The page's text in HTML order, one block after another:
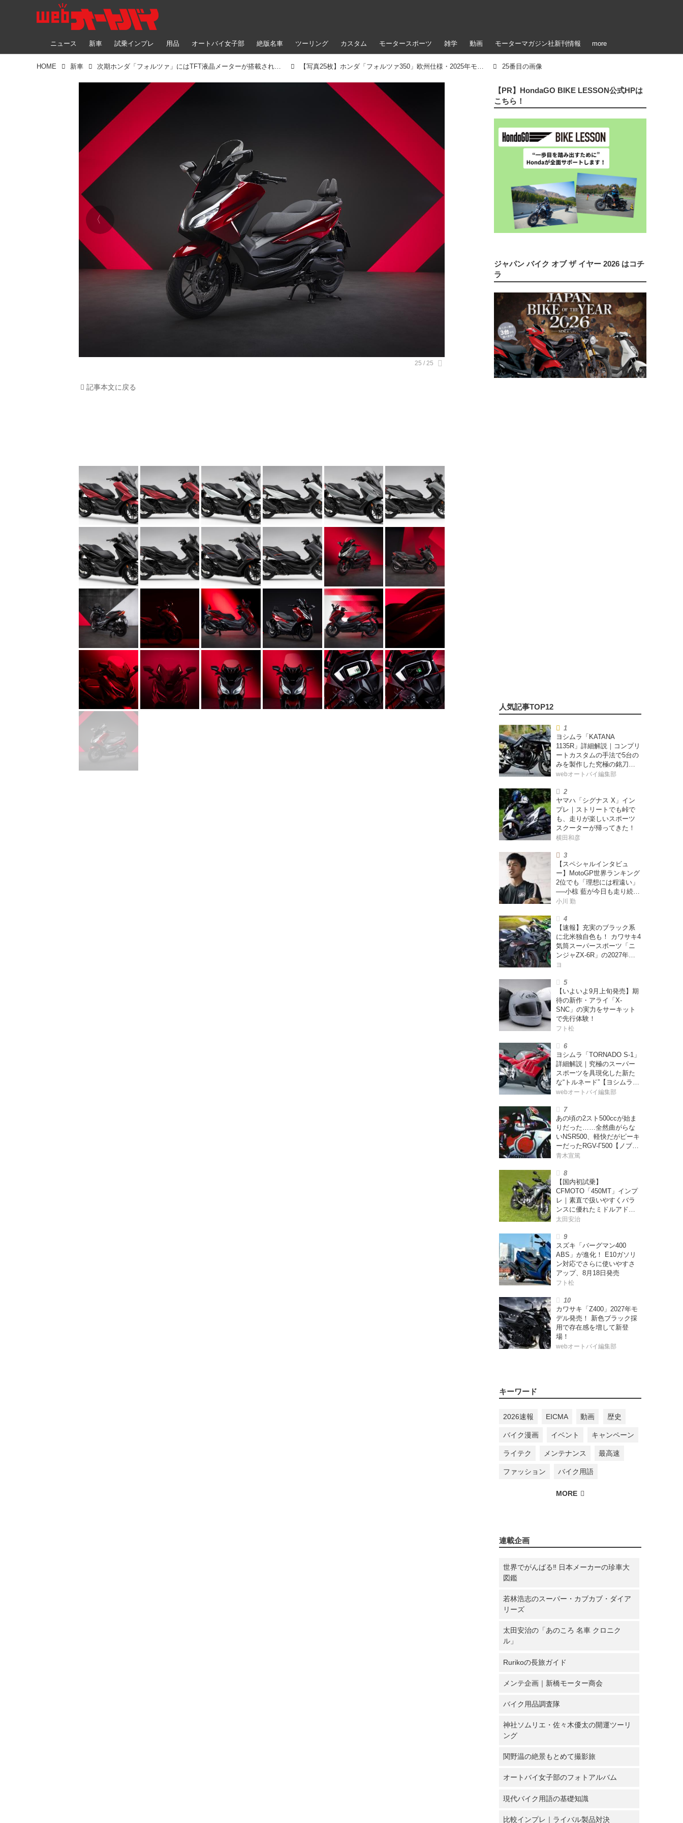
ニュース 新車 試乗インプレ 用品 オートバイ女子部 絶版名車 ツーリング カスタム モータースポーツ 雑学 動画 モーターマガジン社新刊情報 more
HOME 新車 次期ホンダ「フォルツァ」にはTFT液晶メーターが搭載される？ 2025年モデルの「フォルツァ350」が欧州で登場！ 【写真25枚】ホンダ「フォルツァ350」欧州仕様・2025年モデル 25番目の画像
記事本文に戻る
【PR】HondaGO BIKE LESSON公式HPは
こちら！
ジャパン バイク オブ ザ イヤー 2026 はコチ
ラ
ヨシムラ「KATANA
1135R」詳細解説｜コンプリ
ートカスタムの手法で5台の
みを製作した究極の銘刀
【ヨシムラ伝】
webオートバイ編集部
ヤマハ「シグナス X」イン
プレ｜ストリートでも峠で
も、走りが楽しいスポーツ
スクーターが帰ってきた！
横田和彦
【スペシャルインタビュ
ー】MotoGP世界ランキング
2位でも「理想には程遠い」
──小椋 藍が今日も走り続け
る理由
小川 勤
【速報】充実のブラック系
に北米独自色も！ カワサキ4
気筒スーパースポーツ「ニ
ンジャZX-6R」の2027年モ
デルを発表、2気筒ニンジャ
ヨ
【いよいよ9月上旬発売】期
待の新作・アライ「X-
SNC」の実力をサーキット
で先行体験！
フト松
ヨシムラ「TORNADO S-1」
詳細解説｜究極のスーパー
スポーツを具現化した新た
な“トルネード”【ヨシムラ
伝】
webオートバイ編集部
あの頃の2スト500ccが始ま
りだった……全然曲がらな
いNSR500、軽快だがピーキ
ーだったRGV-Γ500【ノブ青
木のA.M.R. (アオキマニアッ
青木宣篤
【国内初試乗】
CFMOTO「450MT」インプ
レ｜素直で扱いやすくバラ
ンスに優れたミドルアドベ
ンチャー！
太田安治
スズキ「バーグマン400
ABS」が進化！ E10ガソリ
ン対応でさらに使いやすさ
アップ、8月18日発売
フト松
カワサキ「Z400」2027年モ
デル発売！ 新色ブラック採
用で存在感を増して新登
場！
webオートバイ編集部
キーワード
2026速報 EICMA 動画 歴史
バイク漫画 イベント キャンペーン
ライテク メンテナンス 最高速
ファッション バイク用語
連載企画
世界でがんばる‼ 日本メーカーの珍車大
図鑑
若林浩志のスーパー・カブカブ・ダイア
リーズ
太田安治の「あのころ 名車 クロニク
ル」
Rurikoの長旅ガイド
メンテ企画｜新橋モーター商会
バイク用品調査隊
神社ソムリエ・佐々木優太の開運ツーリ
ング
関野温の絶景もとめて撮影旅
オートバイ女子部のフォトアルバム
現代バイク用語の基礎知識
比較インプレ｜ライバル製品対決